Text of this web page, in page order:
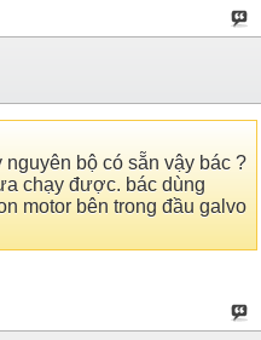
bộ có sẵn vậy bác ?
chạy được. bác dùng
motor bên trong đầu galvo